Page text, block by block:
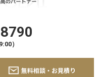
）
無料相談・お見積り